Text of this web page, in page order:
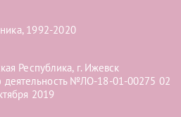
1992-2020
Республика, г. Ижевск
№ЛО-18-01-00275 02
2019